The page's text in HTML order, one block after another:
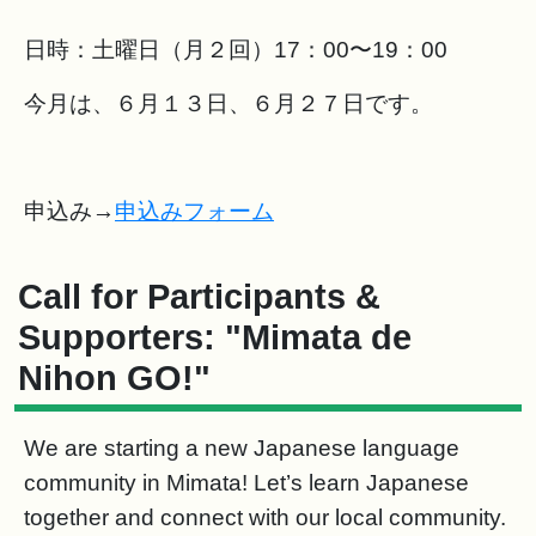
日時：土曜日（月２回）17：00〜19：00
今月は、６月１３日、６月２７日です。
申込み→ 申込みフォーム
Call for Participants &
Supporters: "Mimata de
Nihon GO!"
We are starting a new Japanese language
community in Mimata! Let’s learn Japanese
together and connect with our local community.